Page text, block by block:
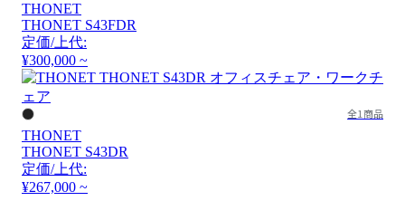
THONET
THONET S43FDR
定価/上代:
¥300,000 ~
全1商品
THONET
THONET S43DR
定価/上代:
¥267,000 ~